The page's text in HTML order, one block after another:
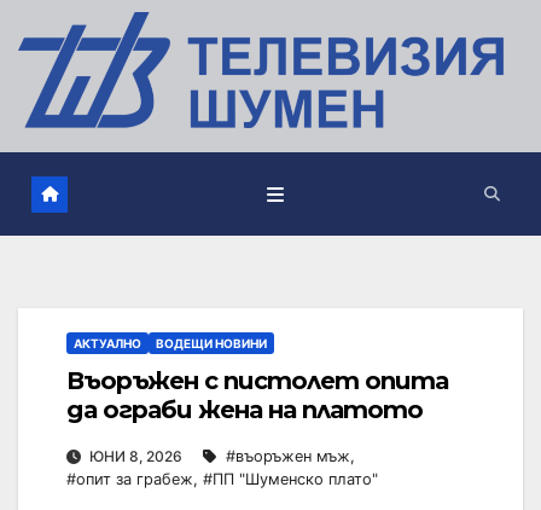
АКТУАЛНО ВОДЕЩИ НОВИНИ
Въоръжен с пистолет опита
да ограби жена на платото
ЮНИ 8, 2026 #въоръжен мъж,
#опит за грабеж, #ПП "Шуменско плато"